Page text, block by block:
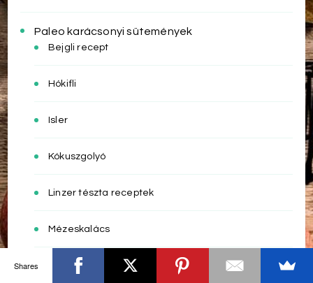
Paleo karácsonyi sütemények
Bejgli recept
Hókifli
Isler
Kókuszgolyó
Linzer tészta receptek
Mézeskalács
Zserbó recept
Shares